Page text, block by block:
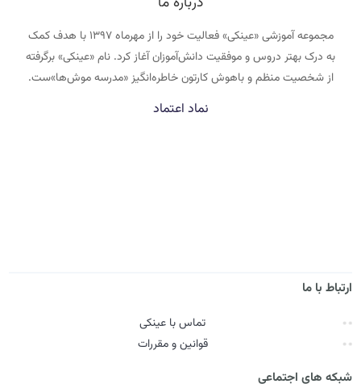
مجموعه آموزشی «عینکی» فعالیت خود را از مهرماه ۱۳۹۷ با هدف کمک
به درک بهتر دروس و موفقیت دانش‌آموزان آغاز کرد. نام «عینکی» برگرفته
از شخصیت منظم و باهوش کارتون خاطره‌انگیز «مدرسه موش‌ها»ست.
نماد اعتماد
ارتباط با ما
تماس با عینکی
قوانین و مقررات
شبکه های اجتماعی